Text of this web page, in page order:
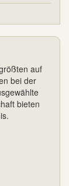
auf
bei der
bieten